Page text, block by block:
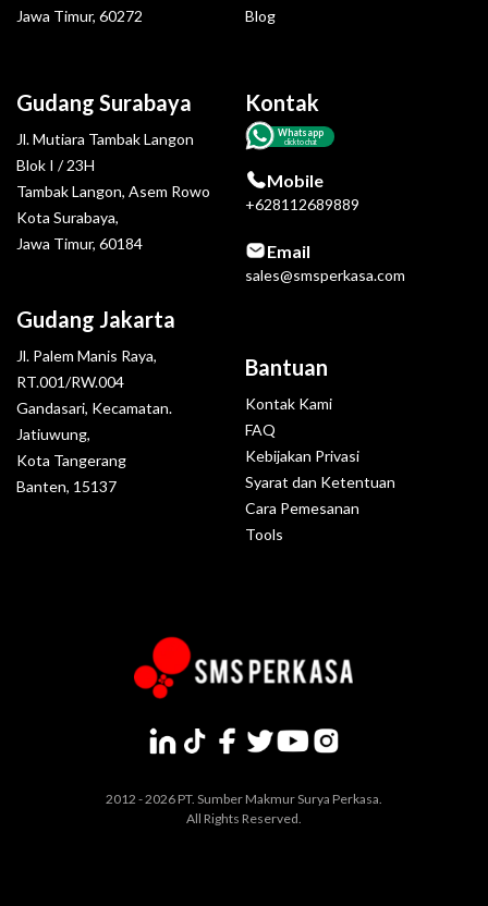
Gudang Surabaya
Jl. Mutiara Tambak Langon
Blok I / 23H
Tambak Langon, Asem Rowo
Kota Surabaya,
Jawa Timur, 60184
Gudang Jakarta
Jl. Palem Manis Raya,
RT.001/RW.004
Gandasari, Kecamatan.
Jatiuwung,
Kota Tangerang
Banten, 15137
Jawa Timur, 60272
Kontak
Whatsapp
click to chat
Mobile
+628112689889
Email
sales@smsperkasa.com
Blog
Bantuan
Kontak Kami
FAQ
Kebijakan Privasi
Syarat dan Ketentuan
Cara Pemesanan
Tools
2012 - 2026 PT. Sumber Makmur Surya Perkasa.
All Rights Reserved.